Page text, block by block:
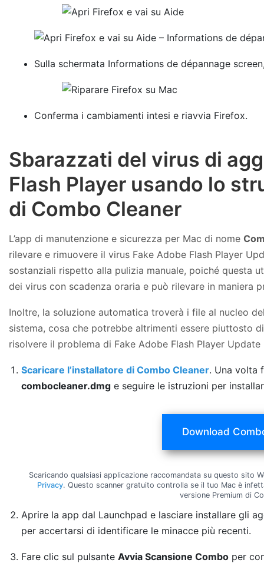
Sulla schermata Informations de dépannage
Conferma i cambiamenti intesi e riavvia Firefox.
Sbarazzati del virus di
Flash Player usando lo
di Combo Cleaner
L’app di manutenzione e sicurezza per Mac di nome
rilevare e rimuovere il virus Fake Adobe Flash Player
sostanziali rispetto alla pulizia manuale, poiché questa
dei virus con scadenza oraria e può rilevare in maniera
Inoltre, la soluzione automatica troverà i file al nucleo
sistema, cosa che potrebbe altrimenti essere piuttosto
risolvere il problema di Fake Adobe Flash Player
Scaricare l’installatore di Combo Cleaner. Una volta
combocleaner.dmg e seguire le istruzioni per
Download
Scaricando qualsiasi applicazione raccomandata su questo sito
Privacy. Questo scanner gratuito controlla se il tuo Mac è
versione Premium di
Aprire la app dal Launchpad e lasciare installare gli
per accertarsi di identificare le minacce più recenti.
Fare clic sul pulsanteAvvia Scansione Combo per